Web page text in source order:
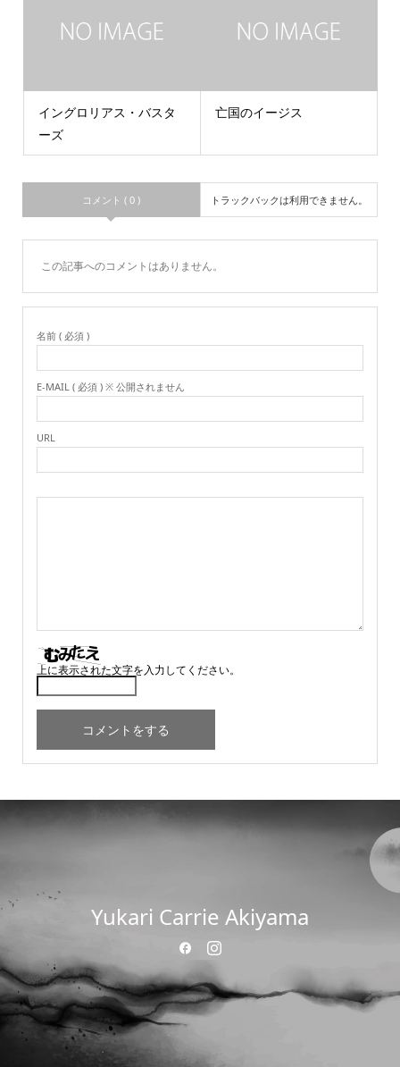
イングロリアス・バスタ
ーズ
亡国のイージス
コメント ( 0 ) トラックバックは利用できません。
この記事へのコメントはありません。
名前 ( 必須 )
E-MAIL ( 必須 ) ※ 公開されません
URL
上に表示された文字を入力してください。
Yukari Carrie Akiyama